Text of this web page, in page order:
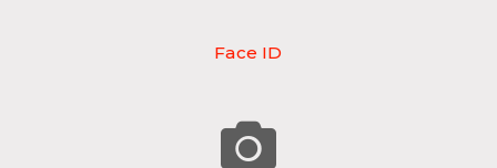
Face ID